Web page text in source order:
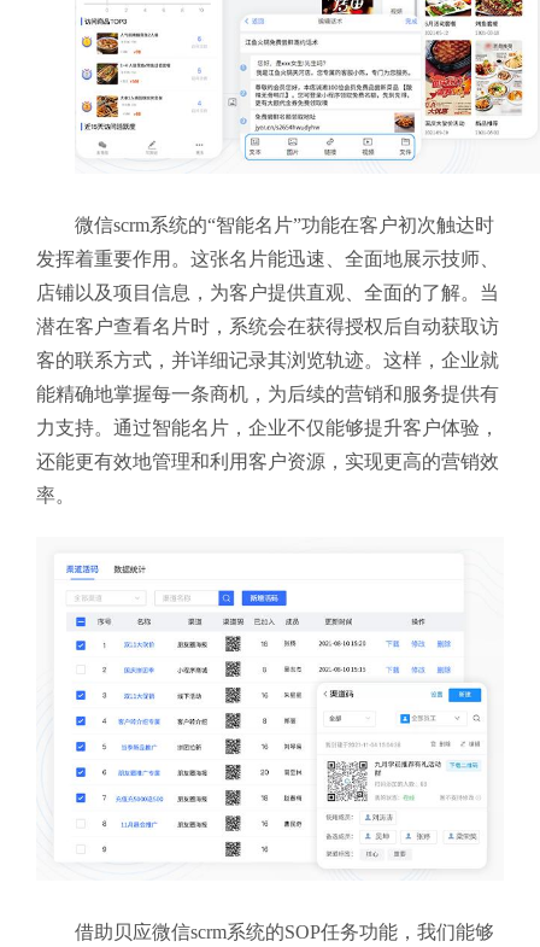
微信scrm系统的“智能名片”功能在客户初次触达时
发挥着重要作用。这张名片能迅速、全面地展示技师、
店铺以及项目信息，为客户提供直观、全面的了解。当
潜在客户查看名片时，系统会在获得授权后自动获取访
客的联系方式，并详细记录其浏览轨迹。这样，企业就
能精确地掌握每一条商机，为后续的营销和服务提供有
力支持。通过智能名片，企业不仅能够提升客户体验，
还能更有效地管理和利用客户资源，实现更高的营销效
率。
借助贝应微信scrm系统的SOP任务功能，我们能够